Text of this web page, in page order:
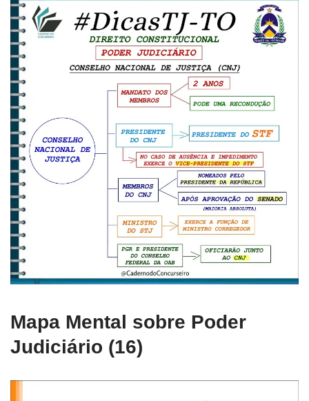
Mapa Mental sobre Poder
Judiciário (16)